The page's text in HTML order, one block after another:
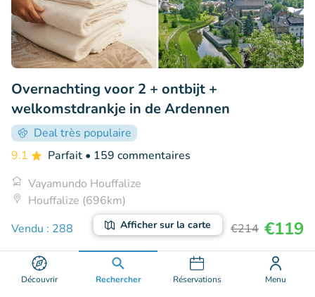
Découvrir Rechercher Réservations Menu
Afficher sur la carte
Overnachting voor 2 + ontbijt +
welkomstdrankje in de Ardennen
Deal très populaire
9.1
Parfait • 159 commentaires
Vayamundo Houffalize
Houffalize (696km)
Vendu : 288
€214 €119
31% réduction